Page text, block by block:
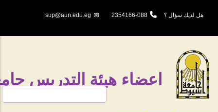
الرئيسي
هل لديك سؤال ؟ 088-2354166
sup@aun.edu.eg
اعضاء هيئة التدريس